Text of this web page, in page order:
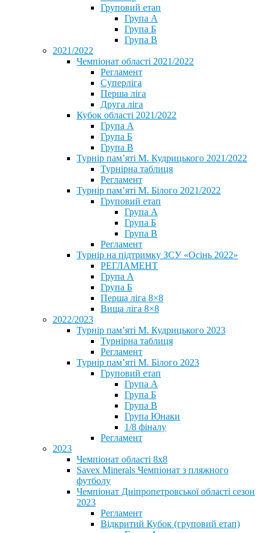
Груповий етап
Група А
Група Б
Група В
2021/2022
Чемпіонат області 2021/2022
Регламент
Суперліга
Перша ліга
Друга ліга
Кубок області 2021/2022
Група А
Група Б
Група В
Турнір пам’яті М. Кудрицького 2021/2022
Турнірна таблиця
Регламент
Турнір пам’яті М. Білого 2021/2022
Груповий етап
Група А
Група Б
Група В
Регламент
Турнір на підтримку ЗСУ «Осінь 2022»
РЕГЛАМЕНТ
Група А
Група Б
Перша ліга 8×8
Вища ліга 8×8
2022/2023
Турнір пам’яті М. Кудрицького 2023
Турнірна таблиця
Регламент
Турнір пам’яті М. Білого 2023
Груповий етап
Група А
Група Б
Група В
Група Юнаки
1/8 фіналу
Регламент
2023
Чемпіонат області 8х8
Savex Minerals Чемпіонат з пляжного
футболу
Чемпіонат Дніпропетровської області сезон
2023
Регламент
Відкритий Кубок (груповий етап)